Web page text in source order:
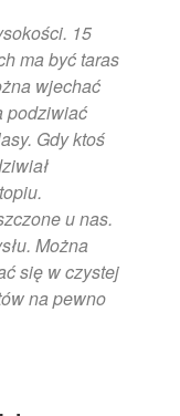
15
ma być taras
wjechać
podziwiać
Gdy ktoś
u nas.
Można
się w czystej
na pewno